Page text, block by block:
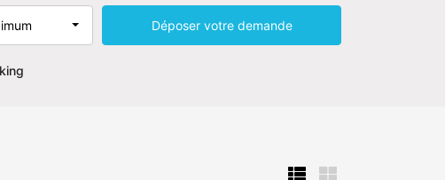
Déposer votre demande